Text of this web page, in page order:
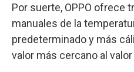
Por suerte, OPPO ofrece
manuales de la
predeterminado y más
valor más cercano al valor